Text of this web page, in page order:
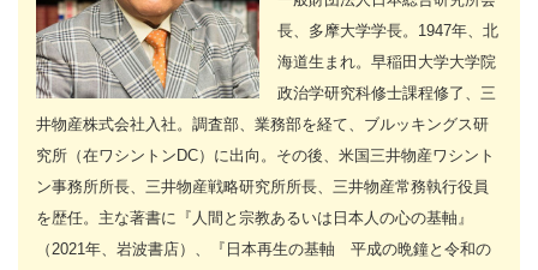
長、多摩大学学長。1947年、北
海道生まれ。早稲田大学大学院
政治学研究科修士課程修了、三
井物産株式会社入社。調査部、業務部を経て、ブルッキングス研
究所（在ワシントンDC）に出向。その後、米国三井物産ワシント
ン事務所所長、三井物産戦略研究所所長、三井物産常務執行役員
を歴任。主な著書に『人間と宗教あるいは日本人の心の基軸』
（2021年、岩波書店）、『日本再生の基軸 平成の晩鐘と令和の